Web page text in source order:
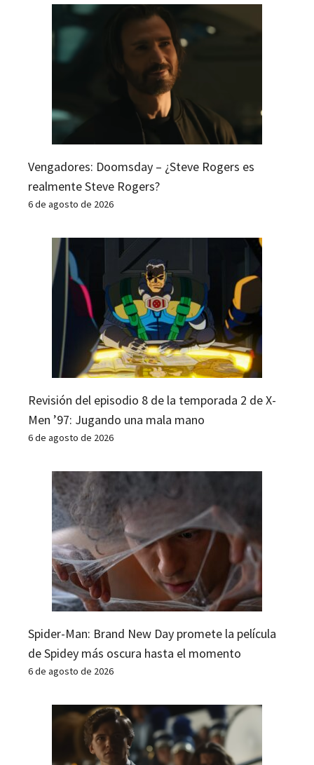
Vengadores: Doomsday – ¿Steve Rogers es
realmente Steve Rogers?
6 de agosto de 2026
Revisión del episodio 8 de la temporada 2 de X-
Men ’97: Jugando una mala mano
6 de agosto de 2026
Spider-Man: Brand New Day promete la película
de Spidey más oscura hasta el momento
6 de agosto de 2026